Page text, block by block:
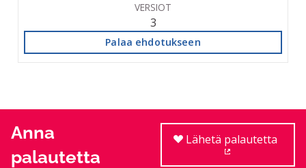
VERSIOT
3
Palaa ehdotukseen
Anna
palautetta
Lähetä palautetta